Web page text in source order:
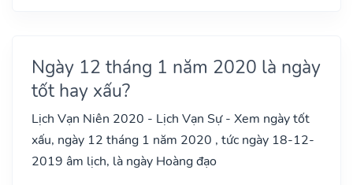
Ngày 12 tháng 1 năm 2020 là ngày
tốt hay xấu?
Lịch Vạn Niên 2020 - Lịch Vạn Sự - Xem ngày tốt
xấu, ngày 12 tháng 1 năm 2020 , tức ngày 18-12-
2019 âm lịch, là ngày Hoàng đạo